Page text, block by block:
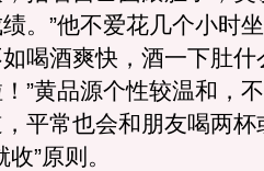
。”他不爱花几个小时
喝酒爽快，酒一下肚什
”黄品源个性较温和，
平常也会和朋友喝两杯
”原则。